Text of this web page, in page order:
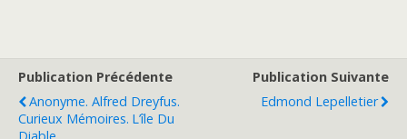
Publication Précédente
Anonyme. Alfred Dreyfus.
Curieux Mémoires. L’île Du
Publication Suivante
Edmond Lepelletier